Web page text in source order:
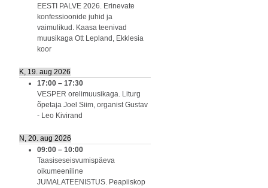
EESTI PALVE 2026. Erinevate
konfessioonide juhid ja
vaimulikud. Kaasa teenivad
muusikaga Ott Lepland, Ekklesia
koor
K, 19. aug 2026
17:00 – 17:30
VESPER orelimuusikaga. Liturg
õpetaja Joel Siim, organist Gustav
- Leo Kivirand
N, 20. aug 2026
09:00 – 10:00
Taasiseseisvumispäeva
oikumeeniline
JUMALATEENISTUS. Peapiiskop